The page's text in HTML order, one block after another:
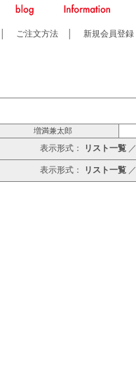
ご注文方法 新規会員登録
増満兼太郎
表示形式： リスト一覧／
表示形式： リスト一覧／